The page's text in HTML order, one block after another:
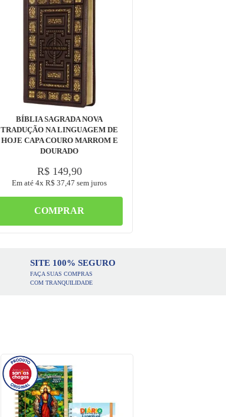
BÍBLIA SAGRADA NOVA
TRADUÇÃO NA LINGUAGEM DE
HOJE CAPA COURO MARROM E
DOURADO
R$ 149,90
Em até4xR$ 37,47 sem juros
COMPRAR
SITE 100% SEGURO
FAÇA SUAS COMPRAS
COM TRANQUILIDADE